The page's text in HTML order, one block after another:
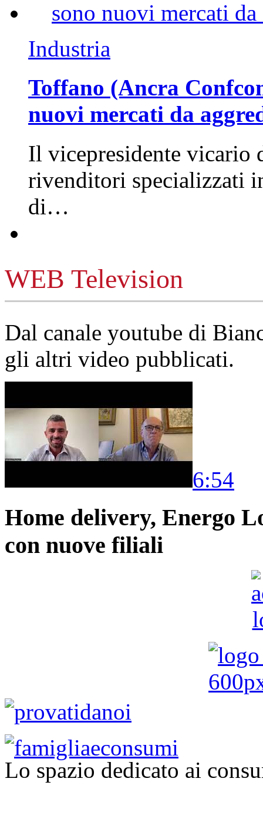
Industria
Toffano (Ancra
nuovi mercati da
Il vicepresidente vicario
rivenditori specializzati
di…
WEB Television
Dal canale youtube di
gli altri video pubblicati.
6:54
Home delivery, Energo
con nuove filiali
Lo spazio dedicato ai